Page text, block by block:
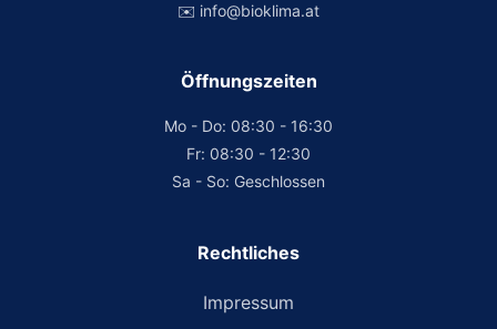
✉️ info@bioklima.at
Öffnungszeiten
Mo - Do: 08:30 - 16:30
Fr: 08:30 - 12:30
Sa - So: Geschlossen
Rechtliches
Impressum